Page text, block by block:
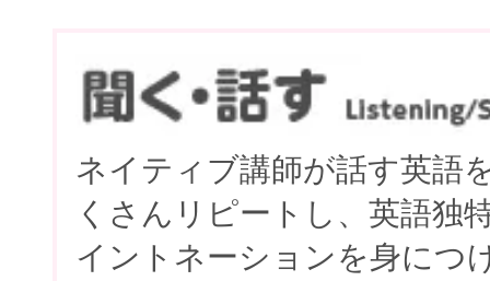
ネイティブ講師が話す英語
くさんリピートし、英語独
イントネーションを身につ